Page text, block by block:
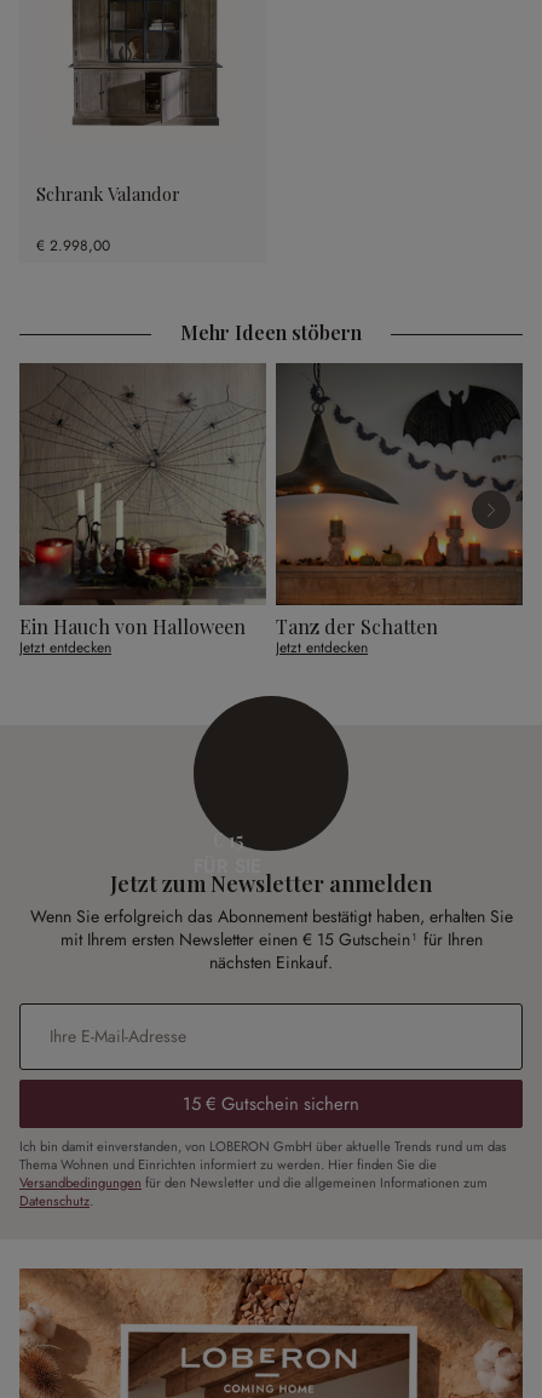
Schrank Valandor
€ 2.998,00
Mehr Ideen stöbern
Ein Hauch von Halloween
Jetzt entdecken
Tanz der Schatten
Jetzt entdecken
€ 15
Jetzt zum Newsletter anmelden
Wenn Sie erfolgreich das Abonnement bestätigt haben, erhalten Sie
mit Ihrem ersten Newsletter einen € 15 Gutschein¹ für Ihren
nächsten Einkauf.
E-Mail-Adresse*
15 € Gutschein sichern
Ich bin damit einverstanden, von LOBERON GmbH über aktuelle Trends rund um das
Thema Wohnen und Einrichten informiert zu werden. Hier finden Sie die
Versandbedingungen für den Newsletter und die allgemeinen Informationen zum
Datenschutz.